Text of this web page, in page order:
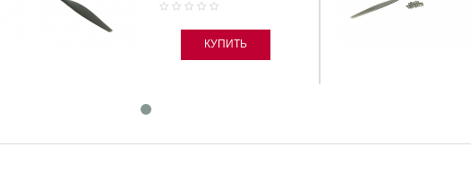
КУПИТЬ